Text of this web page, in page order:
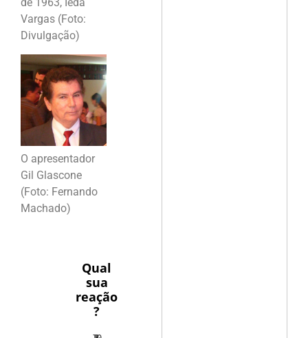
Vargas (Foto:
Divulgação)
O apresentador
Gil Glascone
(Foto: Fernando
Machado)
Qual
sua
reação
?